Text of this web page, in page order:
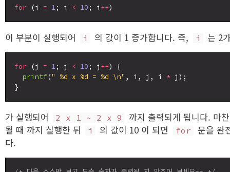
for (i = 1; i < 10 ; i ++
이 부분이 실행되어 i 의 값이 1 증가합니다. 즉, i 는 2
for (j = 1; j < 10 ; j ++) {
printf (" %d x %d = %d \n" , i, j, i * j);
가 실행되어 2 x 1 ~ 2 x 9
까지 출력되게 됩니다. 마
될 때 까지 실행한 뒤
i 의 값이 10 이 되면 for
문을 완
다.